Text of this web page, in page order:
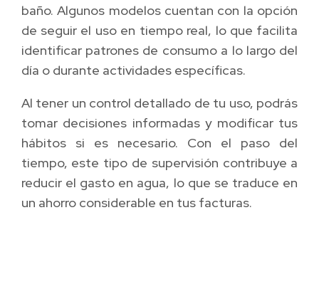
baño. Algunos modelos cuentan con la opción
de seguir el uso en tiempo real, lo que facilita
identificar patrones de consumo a lo largo del
día o durante actividades específicas.
Al tener un control detallado de tu uso, podrás
tomar decisiones informadas y modificar tus
hábitos si es necesario. Con el paso del
tiempo, este tipo de supervisión contribuye a
reducir el gasto en agua, lo que se traduce en
un ahorro considerable en tus facturas.